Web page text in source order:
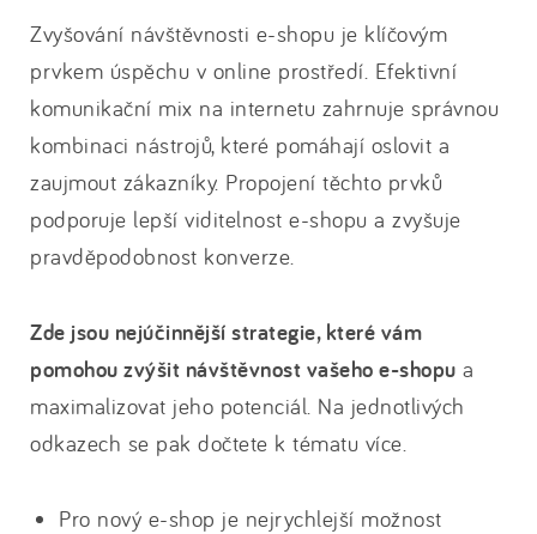
Zvyšování návštěvnosti e-shopu je klíčovým
prvkem úspěchu v online prostředí. Efektivní
komunikační mix na internetu zahrnuje správnou
kombinaci nástrojů, které pomáhají oslovit a
zaujmout zákazníky. Propojení těchto prvků
podporuje lepší viditelnost e-shopu a zvyšuje
pravděpodobnost konverze.
Zde jsou nejúčinnější strategie, které vám
pomohou zvýšit návštěvnost vašeho e-shopu a
maximalizovat jeho potenciál. Na jednotlivých
odkazech se pak dočtete k tématu více.
Pro nový e-shop je nejrychlejší možnost